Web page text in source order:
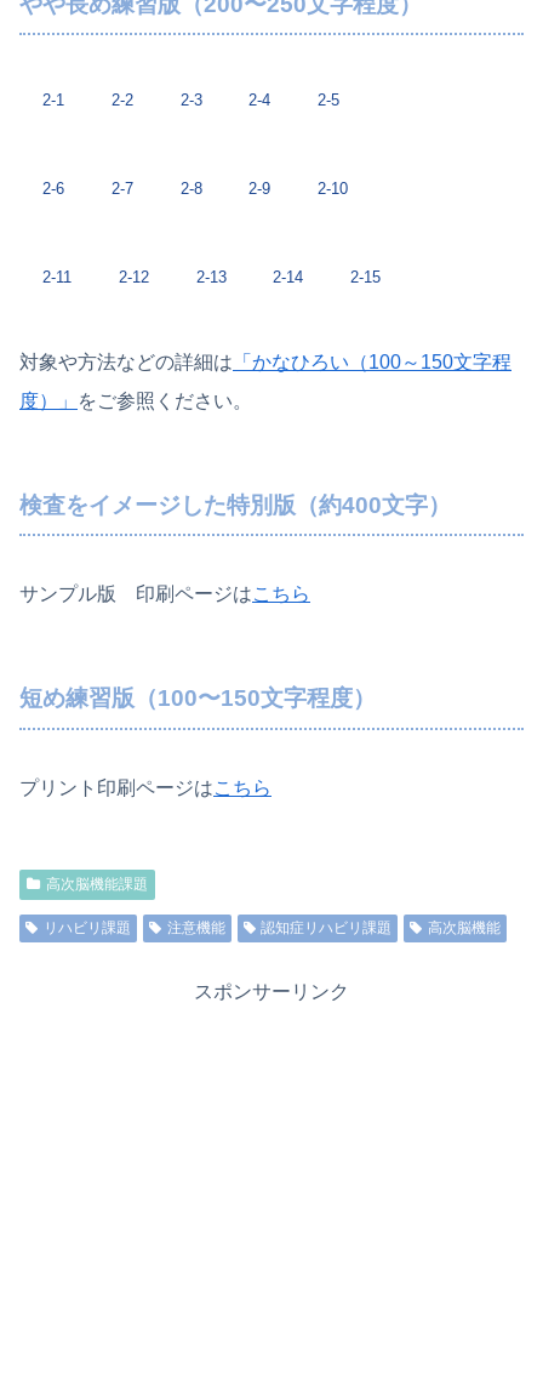
2-1 2-2 2-3 2-4 2-5
2-6 2-7 2-8 2-9 2-10
2-11 2-12 2-13 2-14 2-15
対象や方法などの詳細は 「かなひろい（100～150文字程
度）」
をご参照ください。
検査をイメージした特別版（約400文字）
サンプル版 印刷ページはこちら
短め練習版（100〜150文字程度）
プリント印刷ページはこちら
高次脳機能課題
リハビリ課題 注意機能 認知症リハビリ課題 高次脳機能
スポンサーリンク